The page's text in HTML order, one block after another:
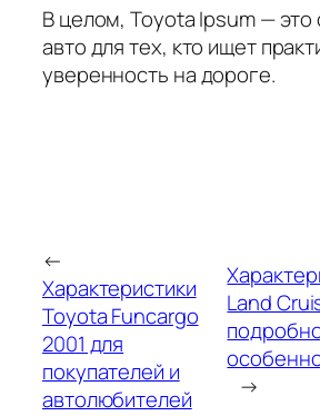
В целом, Toyota Ipsum — это
авто для тех, кто ищет
уверенность на дороге.
←
Характеристики
Toyota Funcargo
2001 для
покупателей и
автолюбителей
Land
→